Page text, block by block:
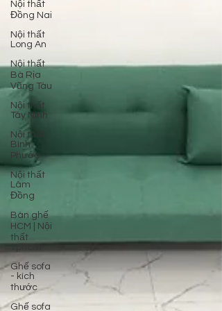
Nội thất
Đồng Nai
Nội thất
Long An
Nội thất
Bà Rịa
Vũng Tàu
Nội thất
Tây Ninh
Nội thất
Bình
Phước
Nội thất
Lâm
Đồng
Bàn ghế
HCM | Nội
thất
Ghế sofa
- kích
thước
Ghế sofa